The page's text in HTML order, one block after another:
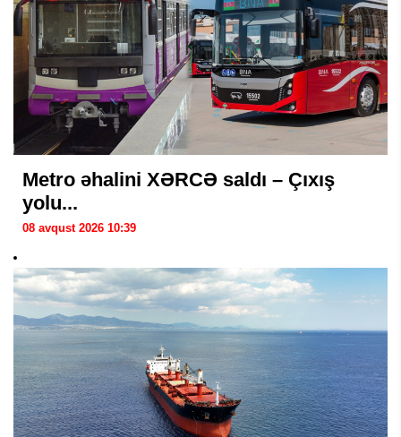
Metro əhalini XƏRCƏ saldı – Çıxış
yolu...
08 avqust 2026 10:39